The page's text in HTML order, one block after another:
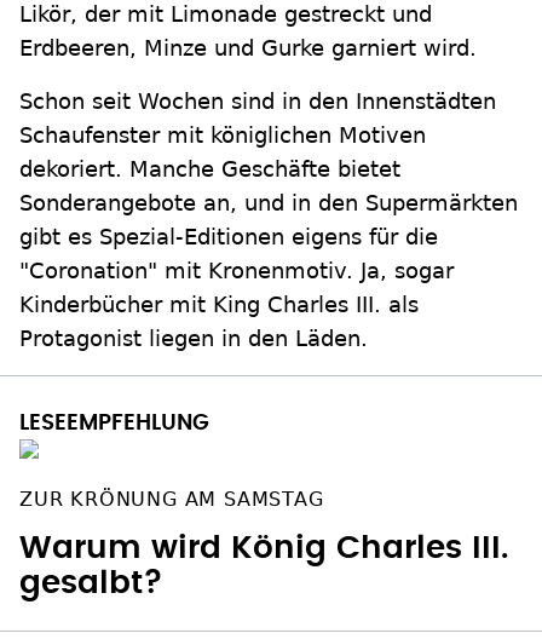
Likör, der mit Limonade gestreckt und
Erdbeeren, Minze und Gurke garniert wird.
Schon seit Wochen sind in den Innenstädten
Schaufenster mit königlichen Motiven
dekoriert. Manche Geschäfte bietet
Sonderangebote an, und in den Supermärkten
gibt es Spezial-Editionen eigens für die
"Coronation" mit Kronenmotiv. Ja, sogar
Kinderbücher mit King Charles III. als
Protagonist liegen in den Läden.
ZUR KRÖNUNG AM SAMSTAG
Warum wird König Charles III.
gesalbt?